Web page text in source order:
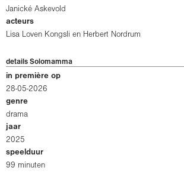
Janické Askevold
acteurs
Lisa Loven Kongsli en Herbert Nordrum
details Solomamma
in première op
28-05-2026
genre
drama
jaar
2025
speelduur
99 minuten